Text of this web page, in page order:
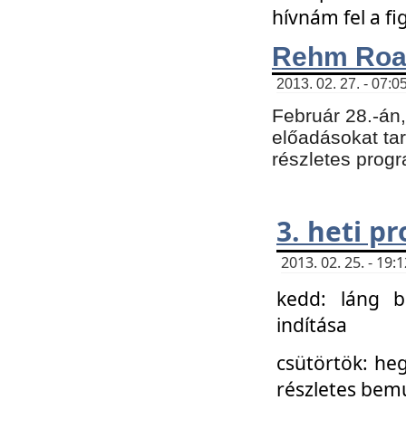
hívnám fel a
Rehm
2013. 02. 27. -
Február 28.-
előadásokat
részletes
3. heti
2013. 02. 25. -
kedd: láng
indítása
csütörtök:
részletes